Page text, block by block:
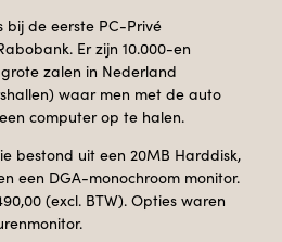
bij de eerste PC-Privé
Er zijn 10.000-en
zalen in Nederland
waar men met de auto
computer op te halen.
bestond uit een 20MB Harddisk,
een DGA-monochroom monitor.
(excl. BTW). Opties waren